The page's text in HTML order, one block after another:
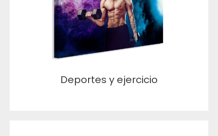
Deportes y ejercicio